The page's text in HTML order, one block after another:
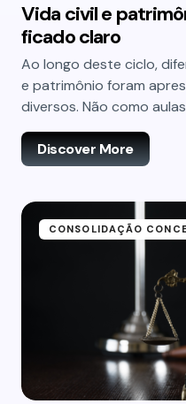
Vida civil e
ficado claro
Ao longo deste ciclo,
e patrimônio foram
diversos. Não como
Discover More
CONSOLIDAÇÃO